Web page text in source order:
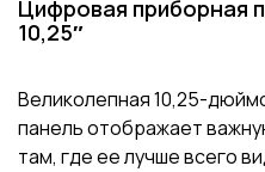
Цифровая приборная
10,25″
Великолепная 10,25-
панель отображает
там, где ее лучше всего